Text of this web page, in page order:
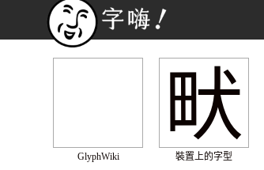
GlyphWiki
畎
裝置上的字型